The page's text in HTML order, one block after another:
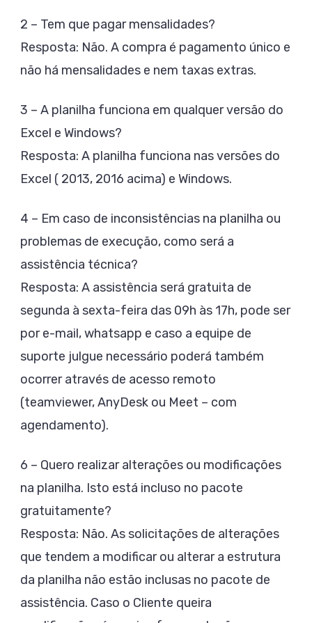
2 – Tem que pagar mensalidades?
Resposta: Não. A compra é pagamento único e
não há mensalidades e nem taxas extras.
3 – A planilha funciona em qualquer versão do
Excel e Windows?
Resposta: A planilha funciona nas versões do
Excel ( 2013, 2016 acima) e Windows.
4 – Em caso de inconsistências na planilha ou
problemas de execução, como será a
assistência técnica?
Resposta: A assistência será gratuita de
segunda à sexta-feira das 09h às 17h, pode ser
por e-mail, whatsapp e caso a equipe de
suporte julgue necessário poderá também
ocorrer através de acesso remoto
(teamviewer, AnyDesk ou Meet – com
agendamento).
6 – Quero realizar alterações ou modificações
na planilha. Isto está incluso no pacote
gratuitamente?
Resposta: Não. As solicitações de alterações
que tendem a modificar ou alterar a estrutura
da planilha não estão inclusas no pacote de
assistência. Caso o Cliente queira